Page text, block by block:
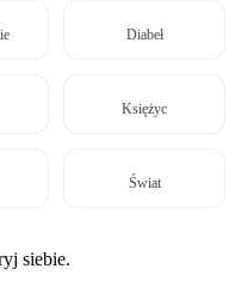
Diabeł
Księżyc
Świat
siebie.